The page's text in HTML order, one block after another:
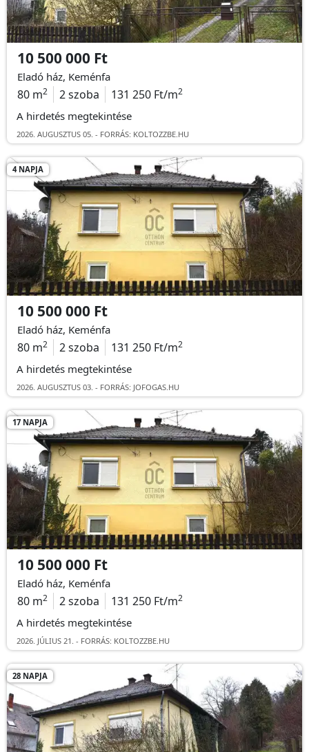
10 500 000 Ft
Eladó ház, Keménfa
80 m2 2 szoba 131 250 Ft/m2
A hirdetés megtekintése
2026. AUGUSZTUS 05. - FORRÁS: KOLTOZZBE.HU
10 500 000 Ft
Eladó ház, Keménfa
80 m2 2 szoba 131 250 Ft/m2
A hirdetés megtekintése
2026. AUGUSZTUS 03. - FORRÁS: JOFOGAS.HU
4 NAPJA
10 500 000 Ft
Eladó ház, Keménfa
80 m2 2 szoba 131 250 Ft/m2
A hirdetés megtekintése
2026. JÚLIUS 21. - FORRÁS: KOLTOZZBE.HU
17 NAPJA
28 NAPJA